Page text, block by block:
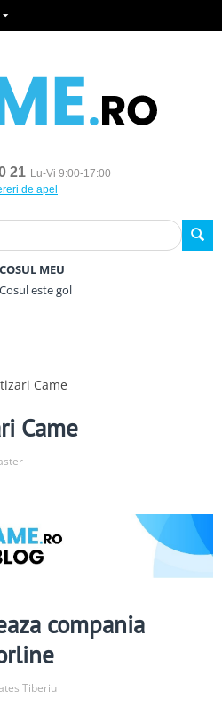
21 Lu-Vi 9:00-17:00
de apel
COSUL MEU
Cosul este gol
Came
Came
compania
Tiberiu